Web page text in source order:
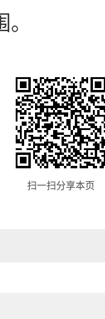
扫一扫分享本页